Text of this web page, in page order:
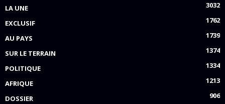
LA UNE
3032
EXCLUSIF
1762
AU PAYS
1739
SUR LE TERRAIN
1374
POLITIQUE
1334
AFRIQUE
1213
DOSSIER
906